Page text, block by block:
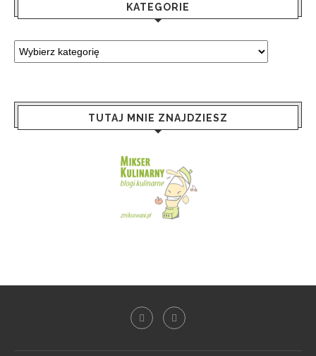
KATEGORIE
TUTAJ MNIE ZNAJDZIESZ